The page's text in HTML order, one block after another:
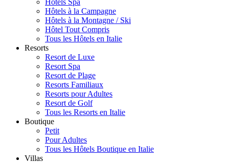
Hôtels Spa
Hôtels à la Campagne
Hôtels à la Montagne / Ski
Hôtel Tout Compris
Tous les Hôtels en Italie
Resorts
Resort de Luxe
Resort Spa
Resort de Plage
Resorts Familiaux
Resorts pour Adultes
Resort de Golf
Tous les Resorts en Italie
Boutique
Petit
Pour Adultes
Tous les Hôtels Boutique en Italie
Villas